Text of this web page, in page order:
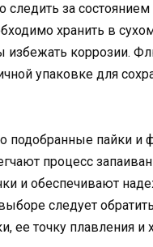
следить за состоянием
хранить в
избежать коррозии.
упаковке для
подобранные пайки
процесс
и обеспечивают
следует
ее точку плавления и